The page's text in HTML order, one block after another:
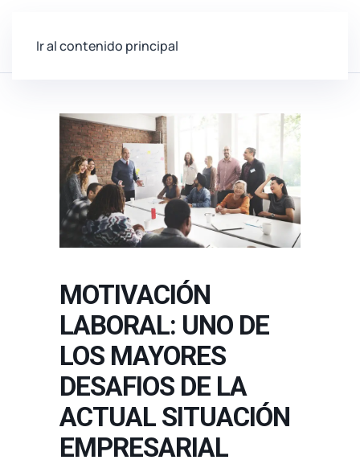
Ir al contenido principal
MOTIVACIÓN
LABORAL: UNO DE
LOS MAYORES
DESAFIOS DE LA
ACTUAL SITUACIÓN
EMPRESARIAL